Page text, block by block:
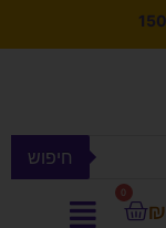
חיפוש
₪
0